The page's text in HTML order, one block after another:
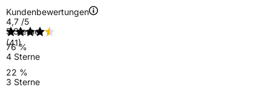
Kundenbewertungen
4,7 /5
(41)
5 Sterne
76 %
4 Sterne
22 %
3 Sterne